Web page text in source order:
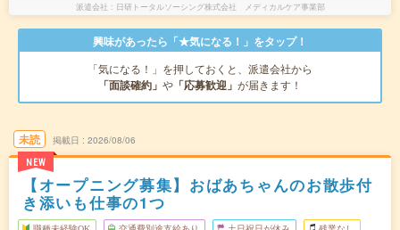
派遣会社 日研トータルソーシング株式会社 メディカルケア事業部
興味があったら「★気になる！」をタップ！
「気になる！」を押しておくと、派遣会社から
「面談確約」 や 「応募歓迎」 が届きます！
未読
NEW
掲載日 2026/08/06
【オープニング募集】おばあちゃんのお散歩付
き添いも仕事の1つ